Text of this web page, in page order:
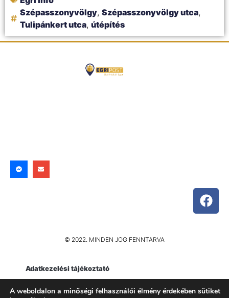
Szépasszonyvölgy, Szépasszonyvölgy utca,
Tulipánkert utca, útépítés
© 2022. MINDEN JOG FENNTARVA
Adatkezelési tájékoztató
Impresszum
A weboldalon a minőségi felhasználói élmény érdekében sütiket